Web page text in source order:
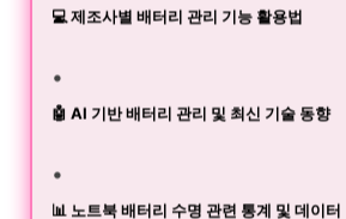
💻 제조사별 배터리 관리 기능 활용법
🤖 AI 기반 배터리 관리 및 최신 기술 동향